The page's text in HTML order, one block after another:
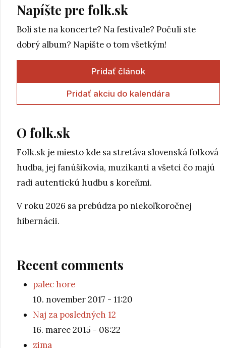
Napíšte pre folk.sk
Boli ste na koncerte? Na festivale? Počuli ste
dobrý album? Napíšte o tom všetkým!
Pridať článok
Pridať akciu do kalendára
O folk.sk
Folk.sk je miesto kde sa stretáva slovenská folková
hudba, jej fanúšikovia, muzikanti a všetci čo majú
radi autentickú hudbu s koreňmi.
V roku 2026 sa prebúdza po niekoľkoročnej
hibernácii.
Recent comments
palec hore
10. november 2017 - 11:20
Naj za posledných 12
16. marec 2015 - 08:22
zima